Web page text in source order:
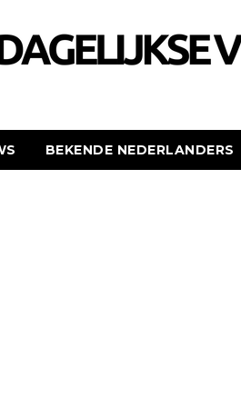
BEKENDE NEDERLANDERS